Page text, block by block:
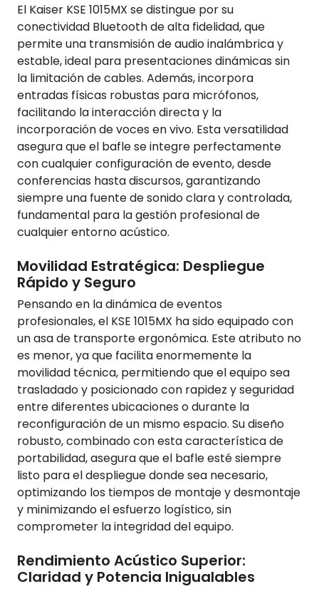
El Kaiser KSE 1015MX se distingue por su
conectividad Bluetooth de alta fidelidad, que
permite una transmisión de audio inalámbrica y
estable, ideal para presentaciones dinámicas sin
la limitación de cables. Además, incorpora
entradas físicas robustas para micrófonos,
facilitando la interacción directa y la
incorporación de voces en vivo. Esta versatilidad
asegura que el bafle se integre perfectamente
con cualquier configuración de evento, desde
conferencias hasta discursos, garantizando
siempre una fuente de sonido clara y controlada,
fundamental para la gestión profesional de
cualquier entorno acústico.
Movilidad Estratégica: Despliegue
Rápido y Seguro
Pensando en la dinámica de eventos
profesionales, el KSE 1015MX ha sido equipado con
un asa de transporte ergonómica. Este atributo no
es menor, ya que facilita enormemente la
movilidad técnica, permitiendo que el equipo sea
trasladado y posicionado con rapidez y seguridad
entre diferentes ubicaciones o durante la
reconfiguración de un mismo espacio. Su diseño
robusto, combinado con esta característica de
portabilidad, asegura que el bafle esté siempre
listo para el despliegue donde sea necesario,
optimizando los tiempos de montaje y desmontaje
y minimizando el esfuerzo logístico, sin
comprometer la integridad del equipo.
Rendimiento Acústico Superior:
Claridad y Potencia Inigualables